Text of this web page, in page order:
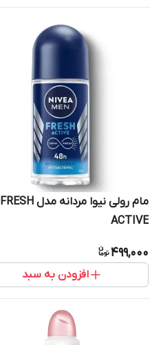
مام رولی نیوا مردانه مدل FRESH
ACTIVE
499,000
افزودن به سبد